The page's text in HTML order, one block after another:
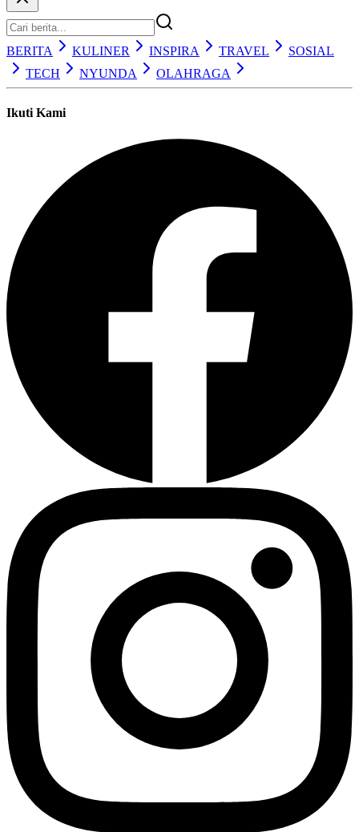
BERITA KULINER INSPIRA TRAVEL
SOSIAL
TECH
NYUNDA OLAHRAGA
Ikuti Kami